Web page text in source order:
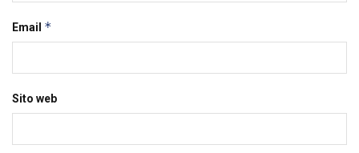
Email *
Sito web